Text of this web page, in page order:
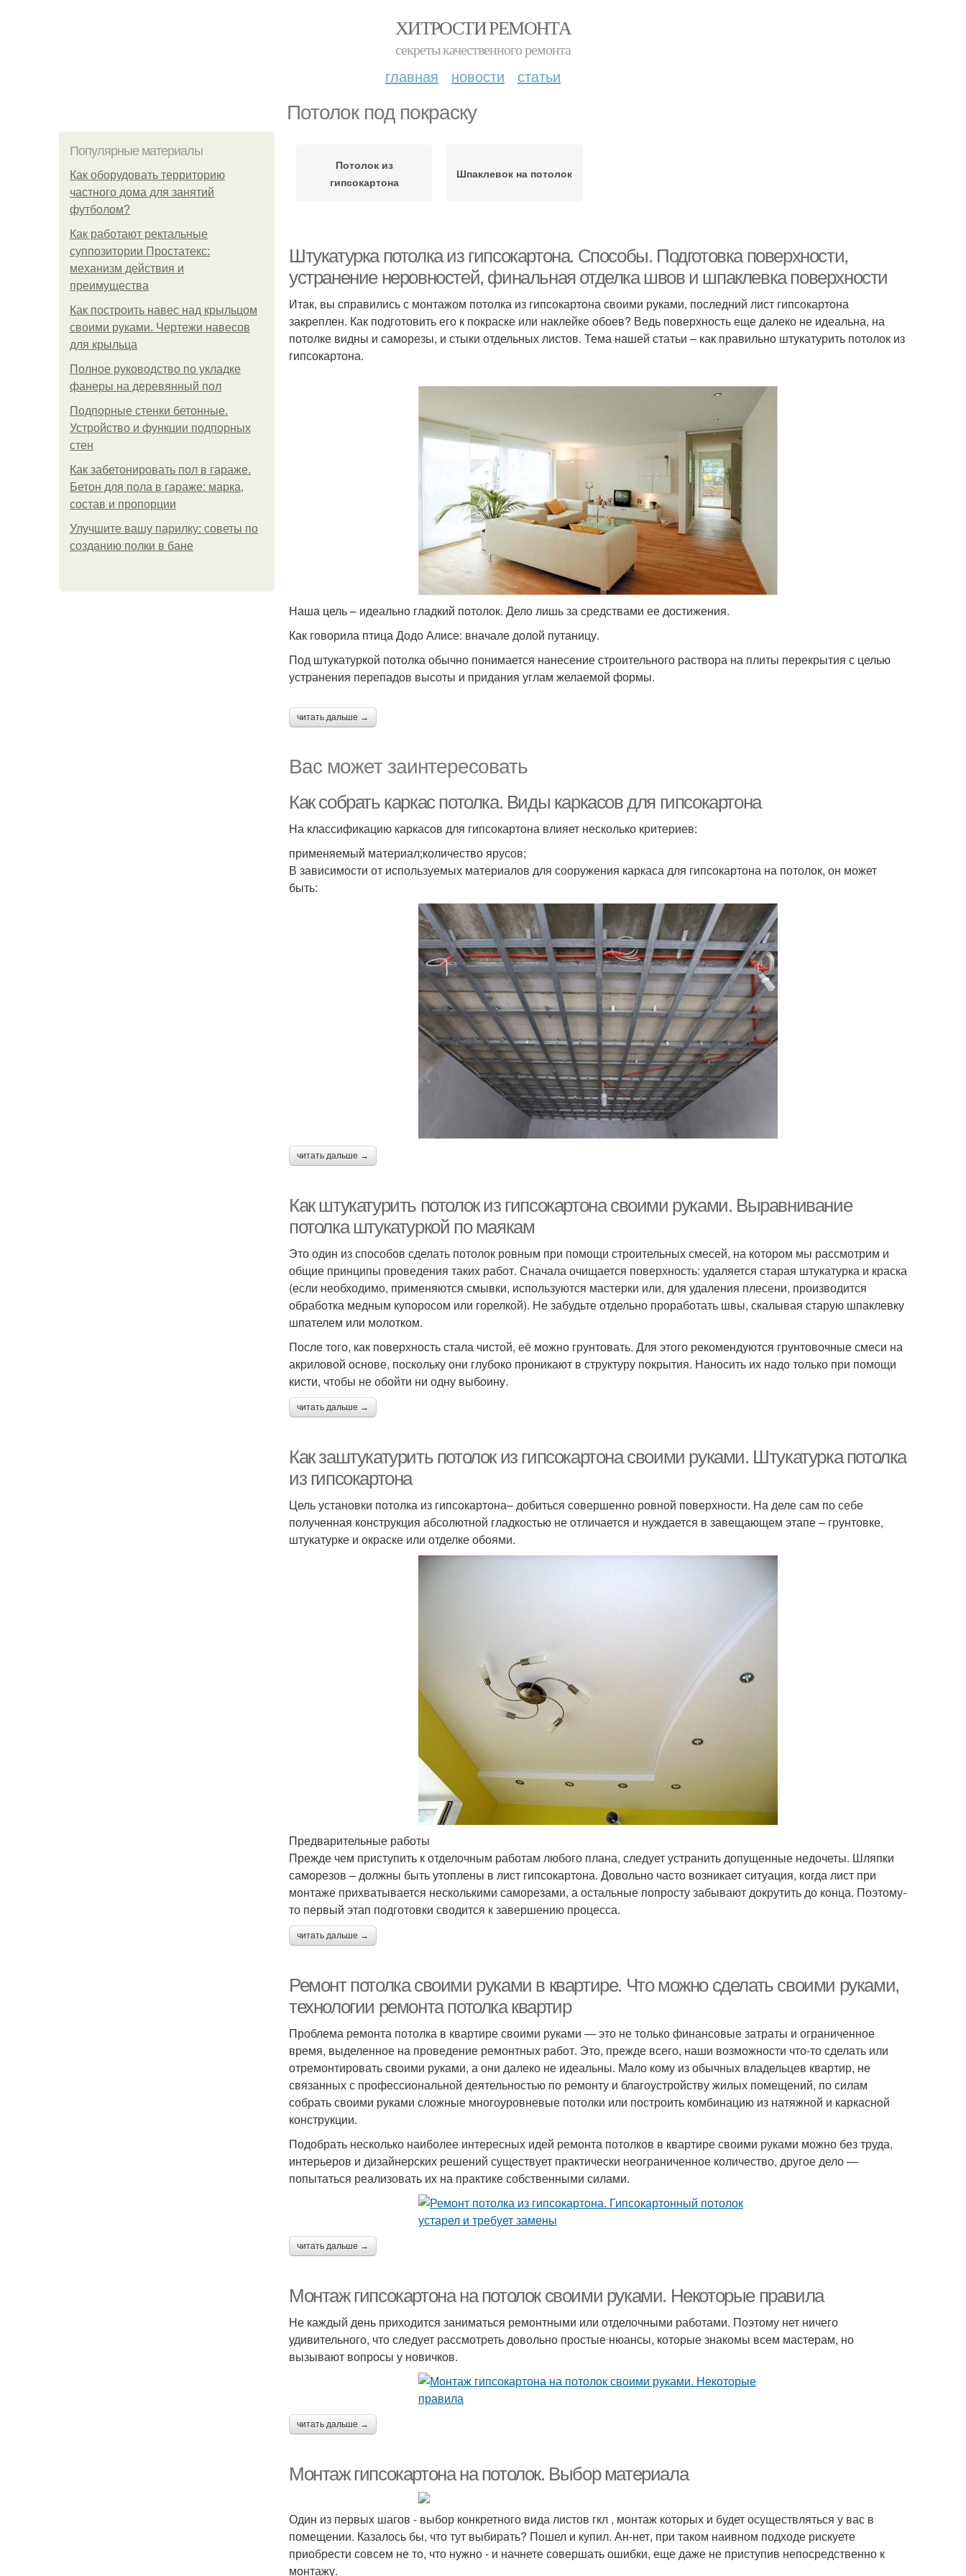
ХИТРОСТИ РЕМОНТА
секреты качественного ремонта
главная новости статьи
Потолок под покраску
Популярные материалы
Как оборудовать территорию
частного дома для занятий
футболом?
Как работают ректальные
суппозитории Простатекс:
механизм действия и
преимущества
Как построить навес над крыльцом
своими руками. Чертежи навесов
для крыльца
Полное руководство по укладке
фанеры на деревянный пол
Подпорные стенки бетонные.
Устройство и функции подпорных
стен
Как забетонировать пол в гараже.
Бетон для пола в гараже: марка,
состав и пропорции
Улучшите вашу парилку: советы по
созданию полки в бане
Потолок из
гипсокартона
Шпаклевок на потолок
Штукатурка потолка из гипсокартона. Способы. Подготовка поверхности,
устранение неровностей, финальная отделка швов и шпаклевка поверхности
Итак, вы справились с монтажом потолка из гипсокартона своими руками, последний лист гипсокартона
закреплен. Как подготовить его к покраске или наклейке обоев? Ведь поверхность еще далеко не идеальна, на
потолке видны и саморезы, и стыки отдельных листов. Тема нашей статьи – как правильно штукатурить потолок из
гипсокартона.
Наша цель – идеально гладкий потолок. Дело лишь за средствами ее достижения.
Как говорила птица Додо Алисе: вначале долой путаницу.
Под штукатуркой потолка обычно понимается нанесение строительного раствора на плиты перекрытия с целью
устранения перепадов высоты и придания углам желаемой формы.
читать дальше →
Вас может заинтересовать
Как собрать каркас потолка. Виды каркасов для гипсокартона
На классификацию каркасов для гипсокартона влияет несколько критериев:
применяемый материал;количество ярусов;
В зависимости от используемых материалов для сооружения каркаса для гипсокартона на потолок, он может
быть:
читать дальше →
Как штукатурить потолок из гипсокартона своими руками. Выравнивание
потолка штукатуркой по маякам
Это один из способов сделать потолок ровным при помощи строительных смесей, на котором мы рассмотрим и
общие принципы проведения таких работ. Сначала очищается поверхность: удаляется старая штукатурка и краска
(если необходимо, применяются смывки, используются мастерки или, для удаления плесени, производится
обработка медным купоросом или горелкой). Не забудьте отдельно проработать швы, скалывая старую шпаклевку
шпателем или молотком.
После того, как поверхность стала чистой, её можно грунтовать. Для этого рекомендуются грунтовочные смеси на
акриловой основе, поскольку они глубоко проникают в структуру покрытия. Наносить их надо только при помощи
кисти, чтобы не обойти ни одну выбоину.
читать дальше →
Как заштукатурить потолок из гипсокартона своими руками. Штукатурка потолка
из гипсокартона
Цель установки потолка из гипсокартона– добиться совершенно ровной поверхности. На деле сам по себе
полученная конструкция абсолютной гладкостью не отличается и нуждается в завещающем этапе – грунтовке,
штукатурке и окраске или отделке обоями.
Предварительные работы
Прежде чем приступить к отделочным работам любого плана, следует устранить допущенные недочеты. Шляпки
саморезов – должны быть утоплены в лист гипсокартона. Довольно часто возникает ситуация, когда лист при
монтаже прихватывается несколькими саморезами, а остальные попросту забывают докрутить до конца. Поэтому-
то первый этап подготовки сводится к завершению процесса.
читать дальше →
Ремонт потолка своими руками в квартире. Что можно сделать своими руками,
технологии ремонта потолка квартир
Проблема ремонта потолка в квартире своими руками — это не только финансовые затраты и ограниченное
время, выделенное на проведение ремонтных работ. Это, прежде всего, наши возможности что-то сделать или
отремонтировать своими руками, а они далеко не идеальны. Мало кому из обычных владельцев квартир, не
связанных с профессиональной деятельностью по ремонту и благоустройству жилых помещений, по силам
собрать своими руками сложные многоуровневые потолки или построить комбинацию из натяжной и каркасной
конструкции.
Подобрать несколько наиболее интересных идей ремонта потолков в квартире своими руками можно без труда,
интерьеров и дизайнерских решений существует практически неограниченное количество, другое дело —
попытаться реализовать их на практике собственными силами.
читать дальше →
Монтаж гипсокартона на потолок своими руками. Некоторые правила
Не каждый день приходится заниматься ремонтными или отделочными работами. Поэтому нет ничего
удивительного, что следует рассмотреть довольно простые нюансы, которые знакомы всем мастерам, но
вызывают вопросы у новичков.
читать дальше →
Монтаж гипсокартона на потолок. Выбор материала
Один из первых шагов - выбор конкретного вида листов гкл , монтаж которых и будет осуществляться у вас в
помещении. Казалось бы, что тут выбирать? Пошел и купил. Ан-нет, при таком наивном подходе рискуете
приобрести совсем не то, что нужно - и начнете совершать ошибки, еще даже не приступив непосредственно к
монтажу.